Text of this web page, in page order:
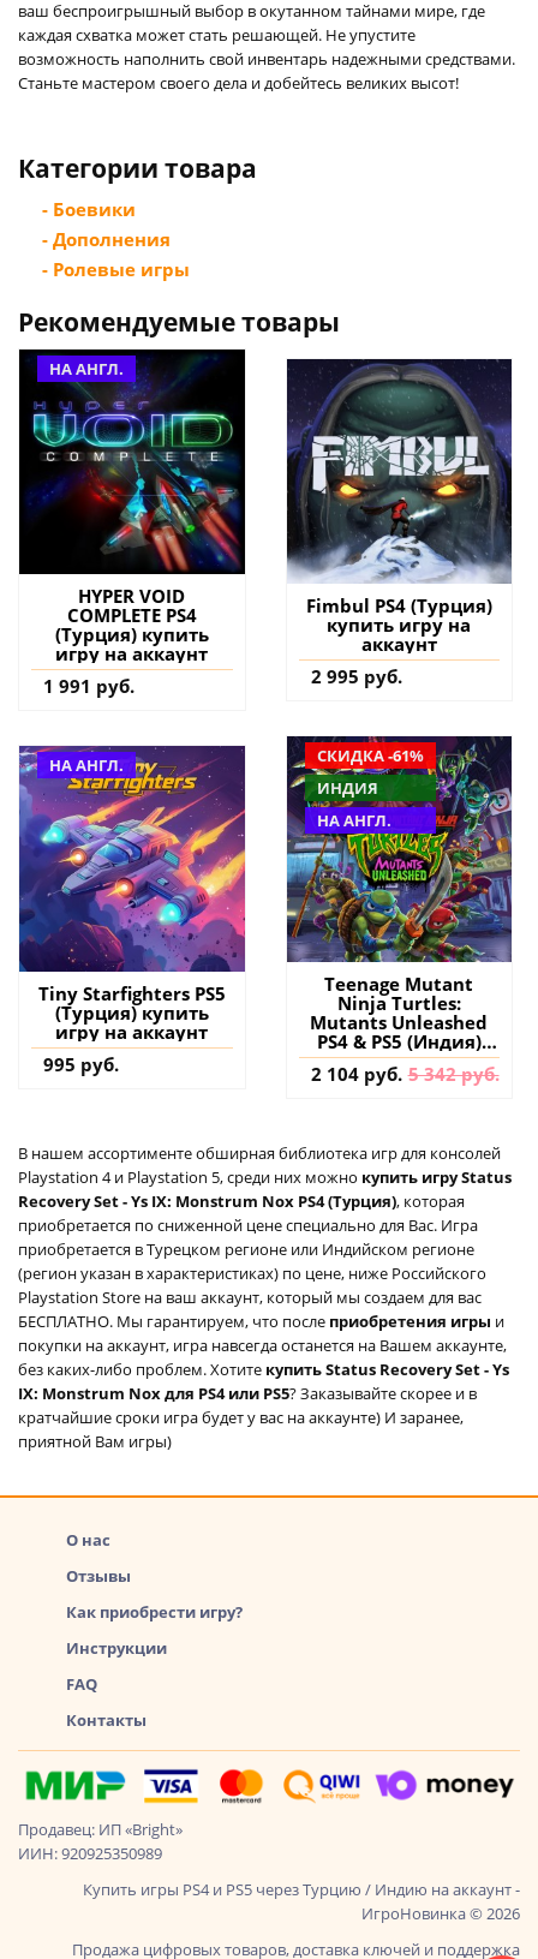
ваш беспроигрышный выбор в окутанном тайнами мире, где
каждая схватка может стать решающей. Не упустите
возможность наполнить свой инвентарь надежными средствами.
Станьте мастером своего дела и добейтесь великих высот!
Категории товара
- Боевики
- Дополнения
- Ролевые игры
Рекомендуемые товары
НА АНГЛ.
HYPER VOID
COMPLETE PS4
(Турция) купить
игру на аккаунт
1 991 руб.
Fimbul PS4 (Турция)
купить игру на
аккаунт
2 995 руб.
НА АНГЛ.
Tiny Starfighters PS5
(Турция) купить
игру на аккаунт
995 руб.
СКИДКА -61%
ИНДИЯ
НА АНГЛ.
Teenage Mutant
Ninja Turtles:
Mutants Unleashed
PS4 & PS5 (Индия)
купить игру на
аккаунт
2 104 руб. 5 342 руб.
В нашем ассортименте обширная библиотека игр для консолей
Playstation 4 и Playstation 5, среди них можно купить игру Status
Recovery Set - Ys IX: Monstrum Nox PS4 (Турция), которая
приобретается по сниженной цене специально для Вас. Игра
приобретается в Турецком регионе или Индийском регионе
(регион указан в характеристиках) по цене, ниже Российского
Playstation Store на ваш аккаунт, который мы создаем для вас
БЕСПЛАТНО. Мы гарантируем, что после приобретения игры и
покупки на аккаунт, игра навсегда останется на Вашем аккаунте,
без каких-либо проблем. Хотите купить Status Recovery Set - Ys
IX: Monstrum Nox для PS4 или PS5? Заказывайте скорее и в
кратчайшие сроки игра будет у вас на аккаунте) И заранее,
приятной Вам игры)
О нас
Отзывы
Как приобрести игру?
Инструкции
FAQ
Контакты
Продавец: ИП «Bright»
ИИН: 920925350989
Купить игры PS4 и PS5 через Турцию / Индию на аккаунт -
ИгроНовинка © 2026
Продажа цифровых товаров, доставка ключей и поддержка